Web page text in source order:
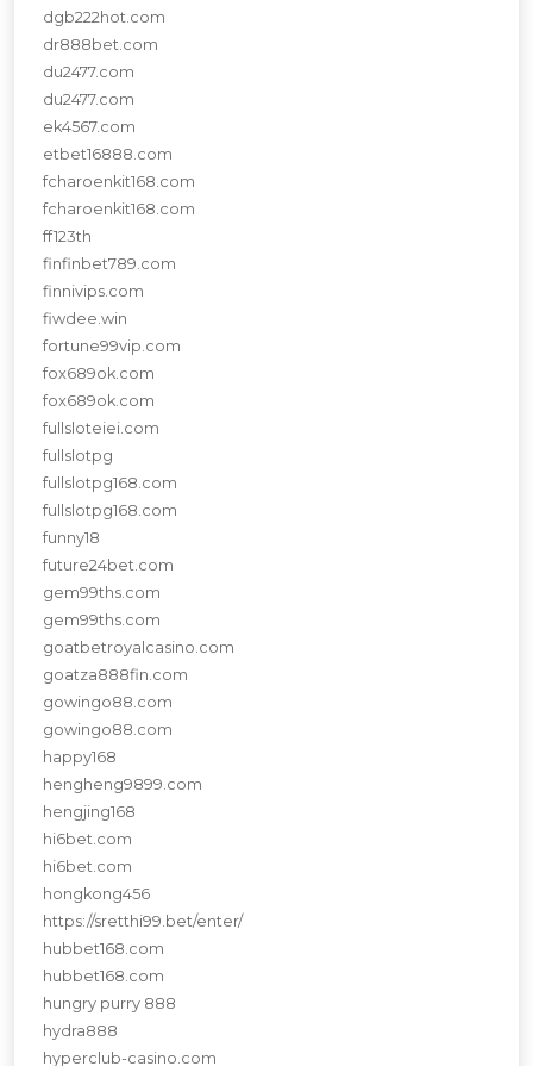
dgb222hot.com
dr888bet.com
du2477.com
du2477.com
ek4567.com
etbet16888.com
fcharoenkit168.com
fcharoenkit168.com
ff123th
finfinbet789.com
finnivips.com
fiwdee.win
fortune99vip.com
fox689ok.com
fox689ok.com
fullsloteiei.com
fullslotpg
fullslotpg168.com
fullslotpg168.com
funny18
future24bet.com
gem99ths.com
gem99ths.com
goatbetroyalcasino.com
goatza888fin.com
gowingo88.com
gowingo88.com
happy168
hengheng9899.com
hengjing168
hi6bet.com
hi6bet.com
hongkong456
https://sretthi99.bet/enter/
hubbet168.com
hubbet168.com
hungry purry 888
hydra888
hyperclub-casino.com